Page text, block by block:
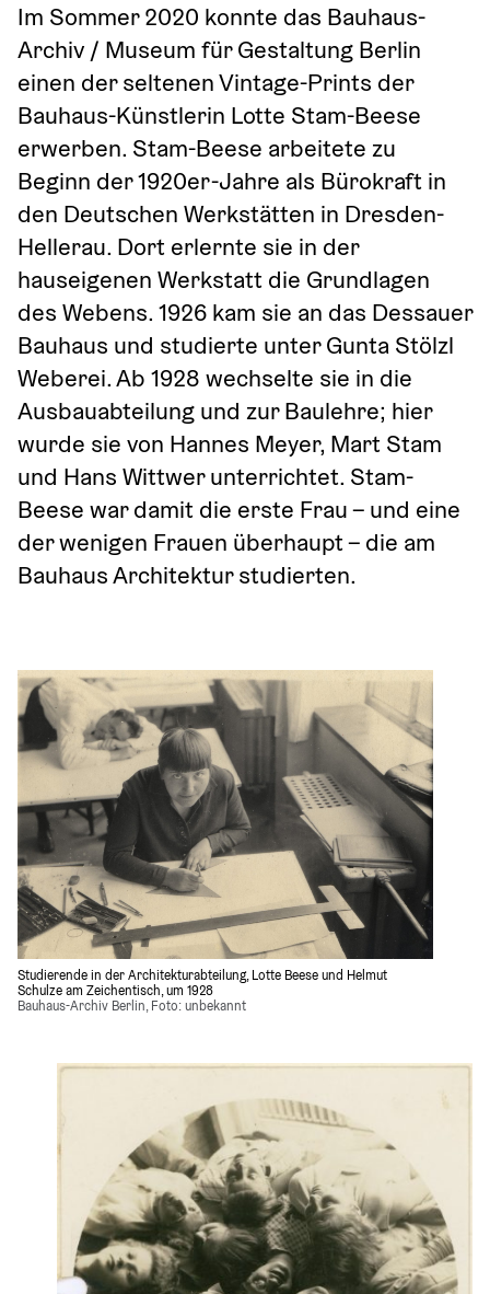
Im Sommer 2020 konnte das Bauhaus-
Archiv / Museum für Gestaltung Berlin
einen der seltenen Vintage-Prints der
Bauhaus-Künstlerin Lotte Stam-Beese
erwerben. Stam-Beese arbeitete zu
Beginn der 1920er-Jahre als Bürokraft in
den Deutschen Werkstätten in Dresden-
Hellerau. Dort erlernte sie in der
hauseigenen Werkstatt die Grundlagen
des Webens. 1926 kam sie an das Dessauer
Bauhaus und studierte unter Gunta Stölzl
Weberei. Ab 1928 wechselte sie in die
Ausbauabteilung und zur Baulehre; hier
wurde sie von Hannes Meyer, Mart Stam
und Hans Wittwer unterrichtet. Stam-
Beese war damit die erste Frau – und eine
der wenigen Frauen überhaupt – die am
Bauhaus Architektur studierten.
Studierende in der Architekturabteilung, Lotte Beese und Helmut
Schulze am Zeichentisch, um 1928
Bauhaus-Archiv Berlin, Foto: unbekannt